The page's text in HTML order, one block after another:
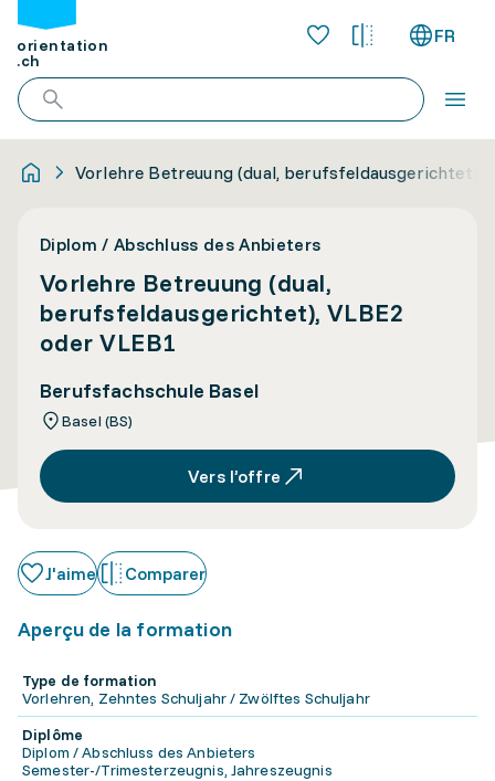
orientation
.ch
FR
Vorlehre Betreuung (dual, berufsfeldausgerichtet),
Diplom / Abschluss des Anbieters
Vorlehre Betreuung (dual,
berufsfeldausgerichtet), VLBE2
oder VLEB1
Berufsfachschule Basel
Basel (BS)
Vers l’offre
J'aime Comparer
Aperçu de la formation
Type de formation
Vorlehren, Zehntes Schuljahr / Zwölftes Schuljahr
Diplôme
Diplom / Abschluss des Anbieters
Semester-/Trimesterzeugnis, Jahreszeugnis